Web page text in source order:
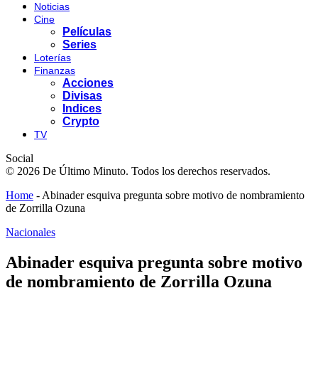
Noticias
Cine
Películas
Series
Loterías
Finanzas
Acciones
Divisas
Indices
Crypto
TV
Social
© 2026 De Último Minuto. Todos los derechos reservados.
Home - Abinader esquiva pregunta sobre motivo de nombramiento
de Zorrilla Ozuna
Nacionales
Abinader esquiva pregunta sobre motivo
de nombramiento de Zorrilla Ozuna